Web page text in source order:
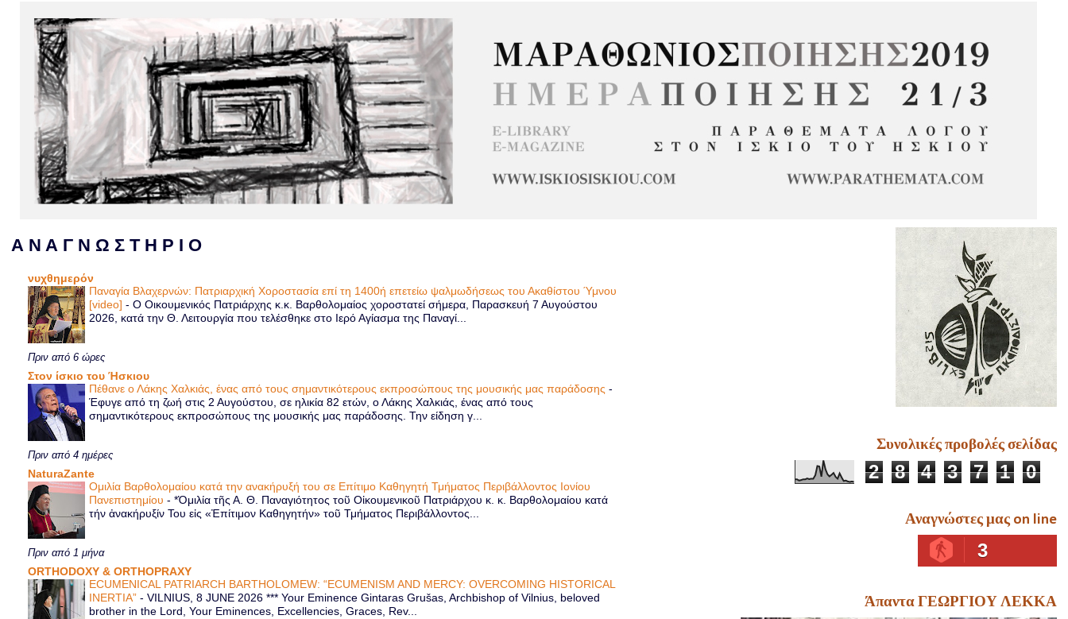
Α Ν Α Γ Ν Ω Σ Τ Η Ρ Ι Ο
νυχθημερόν
Παναγία Βλαχερνών: Πατριαρχική Χοροστασία επί τη 1400ή επετείω ψαλμωδήσεως του Ακαθίστου Ύμνου
[video]-Ο Οικουμενικός Πατριάρχης κ.κ. Βαρθολομαίος χοροστατεί σήμερα, Παρασκευή 7 Αυγούστου
2026, κατά την Θ. Λειτουργία που τελέσθηκε στο Ιερό Αγίασμα της Παναγί...
Πριν από 6 ώρες
Στον ίσκιο του Ήσκιου
Πέθανε ο Λάκης Χαλκιάς, ένας από τους σημαντικότερους εκπροσώπους της μουσικής μας παράδοσης-
Έφυγε από τη ζωή στις 2 Αυγούστου, σε ηλικία 82 ετών, ο Λάκης Χαλκιάς, ένας από τους
σημαντικότερους εκπροσώπους της μουσικής μας παράδοσης. Την είδηση γ...
Πριν από 4 ημέρες
NaturaZante
Ομιλία Βαρθολομαίου κατά την ανακήρυξή του σε Επίτιμο Καθηγητή Τμήματος Περιβάλλοντος Ιονίου
Πανεπιστημίου-*Ὁμιλία τῆς Α. Θ. Παναγιότητος τοῦ Οἰκουμενικοῦ Πατριάρχου κ. κ. Βαρθολομαίου κατά
τήν ἀνακήρυξίν Του εἰς «Ἐπίτιμον Καθηγητήν» τοῦ Τμήματος Περιβάλλοντος...
Πριν από 1 μήνα
ORTHODOXY & ORTHOPRAXY
ECUMENICAL PATRIARCH BARTHOLOMEW: “ECUMENISM AND MERCY: OVERCOMING HISTORICAL
INERTIA”-VILNIUS, 8 JUNE 2026 *** Your Eminence Gintaras Grušas, Archbishop of Vilnius, beloved
brother in the Lord, Your Eminences, Excellencies, Graces, Rev...
Συνολικές προβολές σελίδας
2 8 4 3 7 1 0
Αναγνώστες μας on line
3
Άπαντα ΓΕΩΡΓΙΟΥ ΛΕΚΚΑ